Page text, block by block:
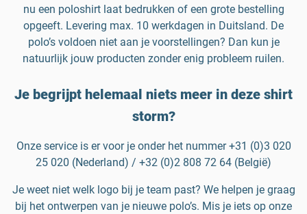
nu een poloshirt laat bedrukken of een grote bestelling
opgeeft. Levering max. 10 werkdagen in Duitsland. De
polo’s voldoen niet aan je voorstellingen? Dan kun je
natuurlijk jouw producten zonder enig probleem ruilen.
Je begrijpt helemaal niets meer in deze shirt
storm?
Onze service is er voor je onder het nummer +31 (0)3 020
25 020 (Nederland) / +32 (0)2 808 72 64 (België)
Je weet niet welk logo bij je team past? We helpen je graag
bij het ontwerpen van je nieuwe polo’s. Mis je iets op onze